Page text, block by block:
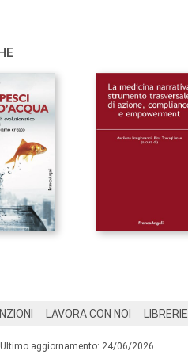
LAVORA CON NOI LIBRERIE
Ultimo aggiornamento: 24/06/2026